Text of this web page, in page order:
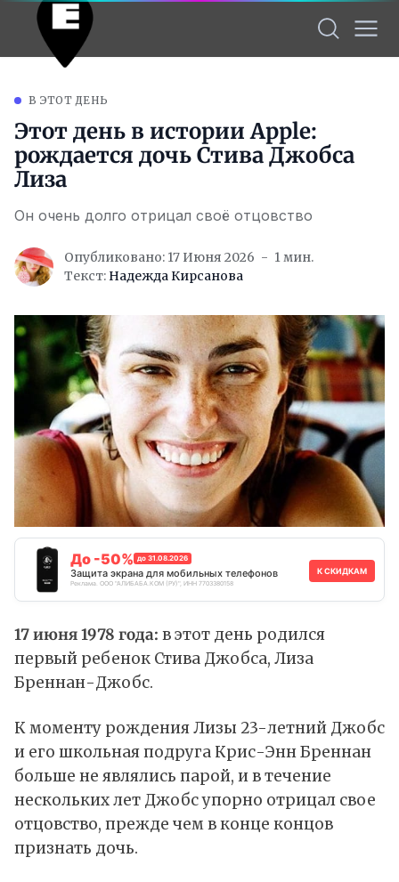
В ЭТОТ ДЕНЬ
Этот день в истории Apple:
рождается дочь Стива Джобса
Лиза
Он очень долго отрицал своё отцовство
Опубликовано: 17 Июня 2026
1 мин.
Текст: Надежда Кирсанова
До -50% до 31.08.2026
Защита экрана для мобильных телефонов
Реклама. ООО "АЛИБАБА.КОМ (РУ)", ИНН 7703380158
К СКИДКАМ
17 июня 1978 года: в этот день родился
первый ребенок Стива Джобса, Лиза
Бреннан-Джобс.
К моменту рождения Лизы 23-летний Джобс
и его школьная подруга Крис-Энн Бреннан
больше не являлись парой, и в течение
нескольких лет Джобс упорно отрицал свое
отцовство, прежде чем в конце концов
признать дочь.